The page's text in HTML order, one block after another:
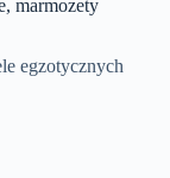
marmozety
egzotycznych